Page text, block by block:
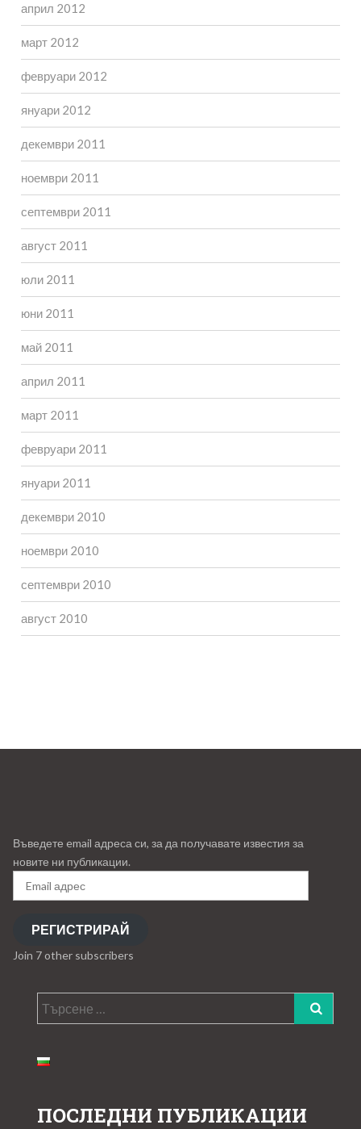
април 2012
март 2012
февруари 2012
януари 2012
декември 2011
ноември 2011
септември 2011
август 2011
юли 2011
юни 2011
май 2011
април 2011
март 2011
февруари 2011
януари 2011
декември 2010
ноември 2010
септември 2010
август 2010
Въведете email адреса си, за да получавате известия за
новите ни публикации.
Email
адрес
РЕГИСТРИРАЙ
Join 7 other subscribers
Търсене
за:
ПОСЛЕДНИ ПУБЛИКАЦИИ